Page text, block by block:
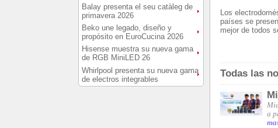
Balay presenta el seu catàleg de
primavera 2026
Beko une legado, diseño y
propósito en EuroCucina 2026
Hisense muestra su nueva gama
de RGB MiniLED 26
Whirlpool presenta su nueva gama
de electros integrables
Los
países se
mejor de todos
Todas las
a